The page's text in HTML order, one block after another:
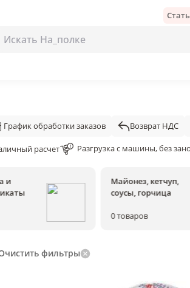
График обработки заказов Возврат НДС
расчет Разгрузка с машины, без
и
Майонез, кетчуп,
соусы, горчица
0товаров
фильтры